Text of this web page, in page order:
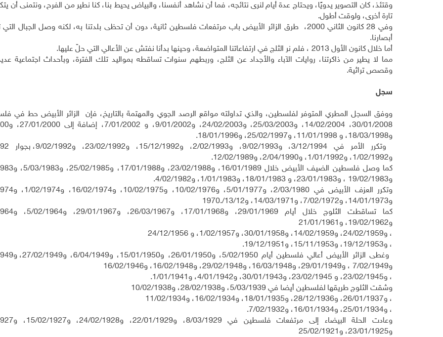
وقتئذ، كان التصوير يدويًا، ويحتاج عدة أيام لنرى نتائجه، فما أن نشاهد أنفسنا، والبياض يحيط بنا، كنا نطير من الفرح، ونتمنى أن
تارة أخرى، ولوقت أطول.
وفي 28 كانون الثاني 2000، طرق الزائر الأبيض باب مرتفعات فلسطين ثانية، دون أن تحظى بلدتنا به، لكنه وصل الجبال
أبصارنا.
أما خلال كانون الأول 2013 ، فلم نر الثلج في ارتفاعاتنا المتواضعة، وحينها بدأنا نفتش عن الأعالي التي حلّ عليها.
مما لا يطير من ذاكرتنا، روايات الآباء والأجداد عن الثلج، وربطهم سنوات تساقطه بمواليد تلك الفترة، وبأحداث اجتماعية
وقصص تراثية.
سجل
ووفق السجل المطري المتوفر لفلسطين، والذي تداولته مواقع الرصد الجوي والمهتمة بالتاريخ، فإن الزائر الأبيض حط في
و18/03/1998، و 11/01/1998، و25/02/1997، و18/01/1996.
و1/02/1992، و1/01/1992، و2/04/1990، و12/02/1989.
و19/02/1983 ، و23/01/1983، و 18/01/1983، و1/01/1983، و4/02/1982.
و14/01/1973، و7/02/1972، و14/03/1971، و13/12/.1970
و19/02/1962، و21/01/1961
، و24/02/1959، و14/02/1959، و30/01/1958، و1/02/1957، و 24/12/1956
، و19/12/1953، و15/11/1953، و19/12/1951.
و7/02/1949 ، و29/01/1949، و16/03/1948، و29/02/1948، و16/02/1948، و16/02/1946
، و23/02/1945، و 23/02/1945، و30/01/1943، و4/01/1942، و1/01/1941.
وشقت الثلوج طريقها لفلسطين أيضا في 5/03/1939، و28/02/1938، و10/02/1938
، و26/01/1937، و28/12/1936، و18/01/1935، و16/02/1934، و11/02/1934
، و25/01/1934، و16/01/1934، و7/02/1932.
و23/01/1925، و25/02/1921